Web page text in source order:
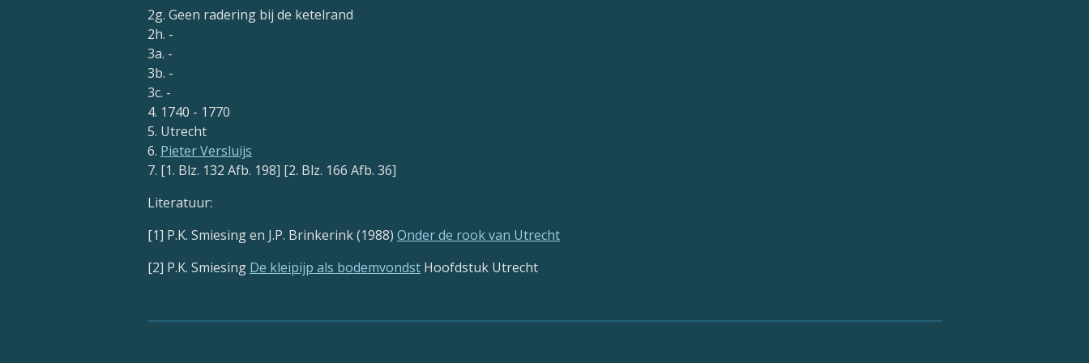
2g. Geen radering bij de ketelrand
2h. -
3a. -
3b. -
3c. -
4. 1740 - 1770
5. Utrecht
6. Pieter Versluijs
7. [1. Blz. 132 Afb. 198] [2. Blz. 166 Afb. 36]
Literatuur:
[1] P.K. Smiesing en J.P. Brinkerink (1988) Onder de rook van Utrecht
[2] P.K. Smiesing De kleipijp als bodemvondst Hoofdstuk Utrecht